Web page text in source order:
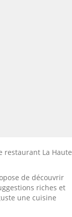
restaurant La Haute
de découvrir
riches et
une cuisine